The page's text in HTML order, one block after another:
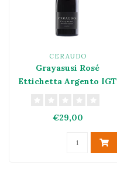
CERAUDO
Grayasusi Rosé
Ettichetta Argento IGT
€29,00